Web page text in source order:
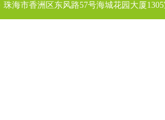
珠海市香洲区东风路57号海城花园大厦